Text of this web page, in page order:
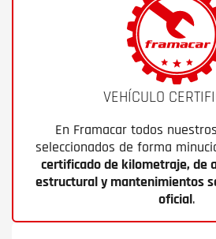
VEHÍCULO
En Framacar todos
seleccionados de forma
certificado de kilometraje, de
estructural y mantenimientos
oficial.